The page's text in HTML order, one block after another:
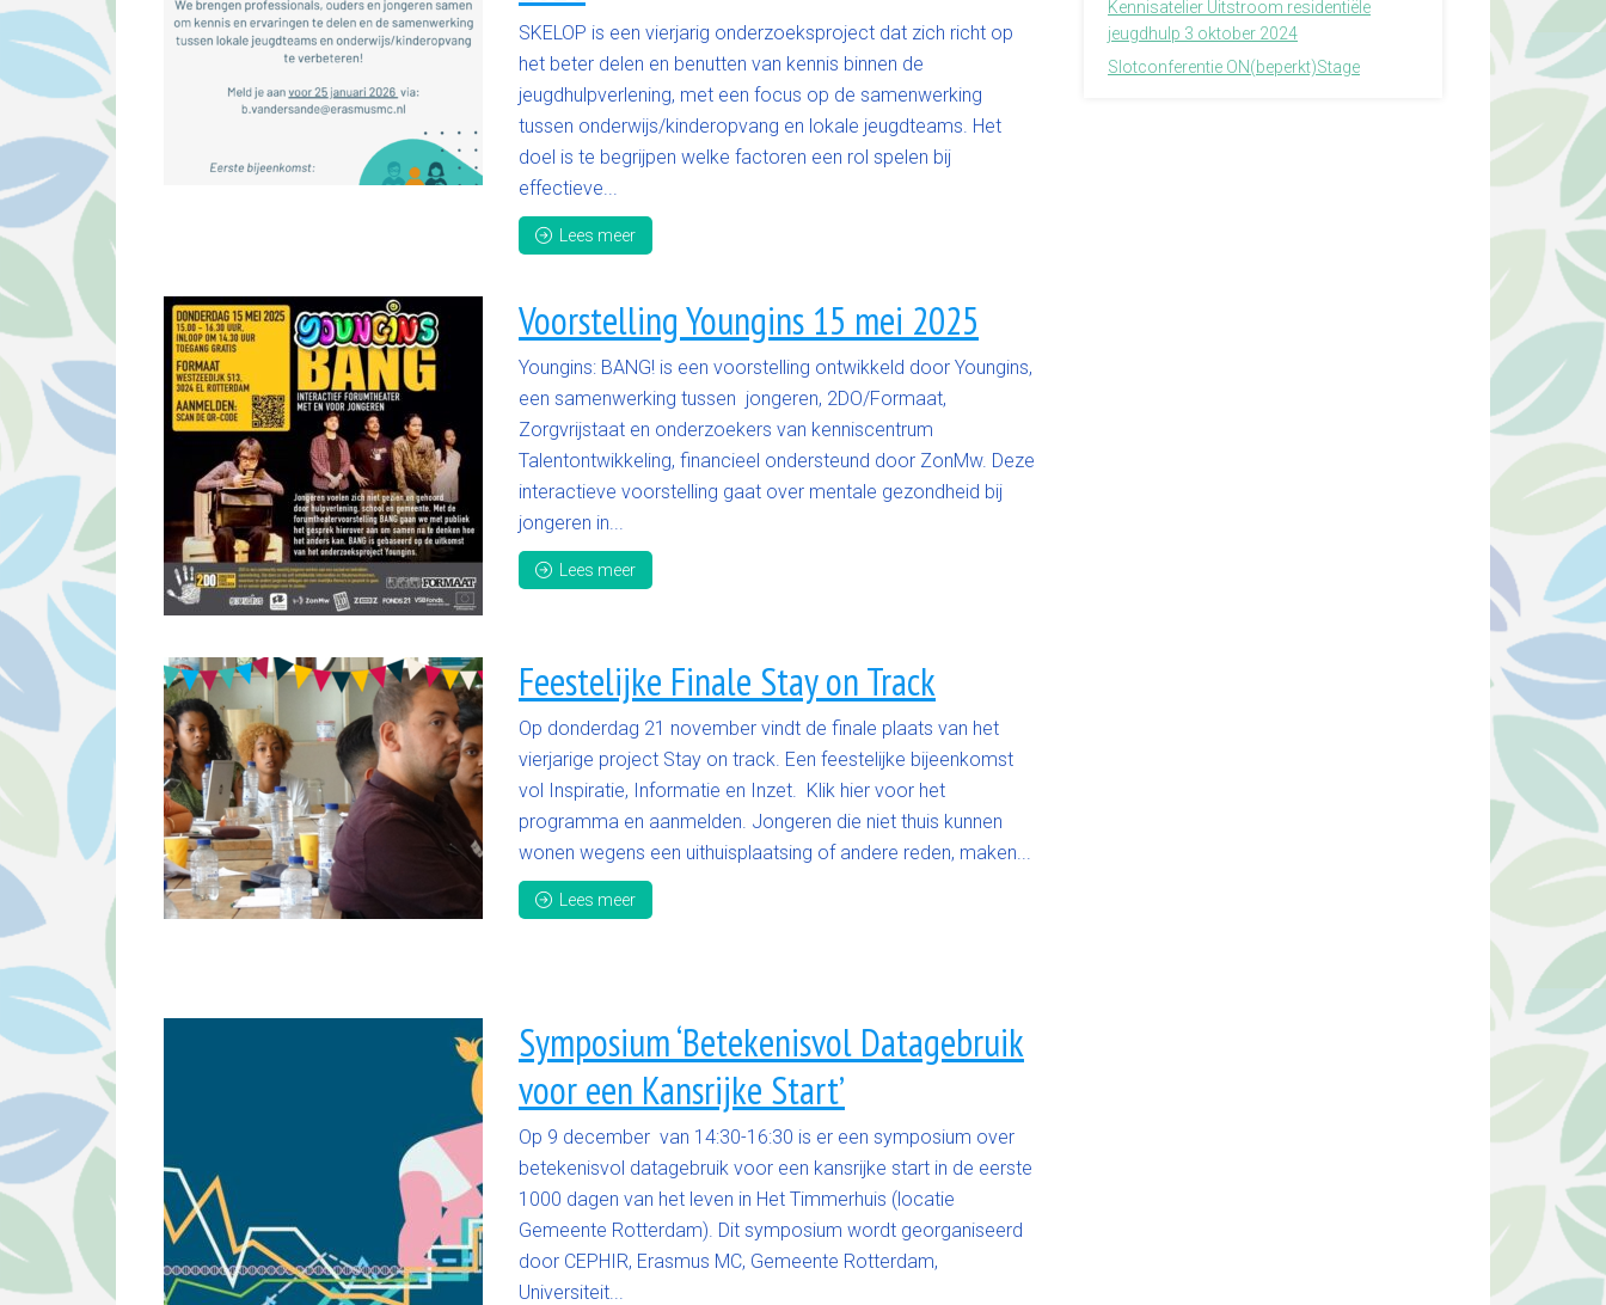
SKELOP is een vierjarig onderzoeksproject dat zich richt op
het beter delen en benutten van kennis binnen de
jeugdhulpverlening, met een focus op de samenwerking
tussen onderwijs/kinderopvang en lokale jeugdteams. Het
doel is te begrijpen welke factoren een rol spelen bij
effectieve...
Lees meer
Voorstelling Youngins 15 mei 2025
Youngins: BANG! is een voorstelling ontwikkeld door Youngins,
een samenwerking tussen jongeren, 2DO/Formaat,
Zorgvrijstaat en onderzoekers van kenniscentrum
Talentontwikkeling, financieel ondersteund door ZonMw. Deze
interactieve voorstelling gaat over mentale gezondheid bij
jongeren in...
Lees meer
Feestelijke Finale Stay on Track
Op donderdag 21 november vindt de finale plaats van het
vierjarige project Stay on track. Een feestelijke bijeenkomst
vol Inspiratie, Informatie en Inzet. Klik hier voor het
programma en aanmelden. Jongeren die niet thuis kunnen
wonen wegens een uithuisplaatsing of andere reden, maken...
Lees meer
Symposium ‘Betekenisvol Datagebruik
voor een Kansrijke Start’
Op 9 december van 14:30-16:30 is er een symposium over
betekenisvol datagebruik voor een kansrijke start in de eerste
1000 dagen van het leven in Het Timmerhuis (locatie
Gemeente Rotterdam). Dit symposium wordt georganiseerd
door CEPHIR, Erasmus MC, Gemeente Rotterdam,
Universiteit...
Kennisatelier Uitstroom residentiële
jeugdhulp 3 oktober 2024
Slotconferentie ON(beperkt)Stage